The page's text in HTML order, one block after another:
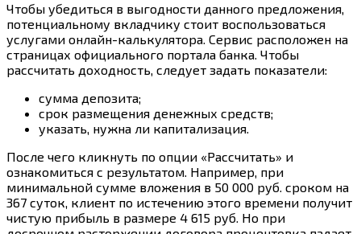
Чтобы убедиться в выгодности данного предложения,
потенциальному вкладчику стоит воспользоваться
услугами онлайн-калькулятора. Сервис расположен на
страницах официального портала банка. Чтобы
рассчитать доходность, следует задать показатели:
сумма депозита;
срок размещения денежных средств;
указать, нужна ли капитализация.
После чего кликнуть по опции «Рассчитать» и
ознакомиться с результатом. Например, при
минимальной сумме вложения в 50 000 руб. сроком на
367 суток, клиент по истечению этого времени получит
чистую прибыль в размере 4 615 руб. Но при